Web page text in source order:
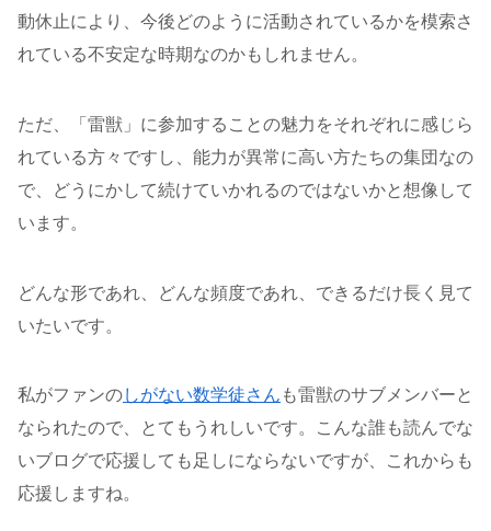
動休止により、今後どのように活動されているかを模索さ
れている不安定な時期なのかもしれません。
ただ、「雷獣」に参加することの魅力をそれぞれに感じら
れている方々ですし、能力が異常に高い方たちの集団なの
で、どうにかして続けていかれるのではないかと想像して
います。
どんな形であれ、どんな頻度であれ、できるだけ長く見て
いたいです。
私がファンのしがない数学徒さん も雷獣のサブメンバーと
なられたので、とてもうれしいです。こんな誰も読んでな
いブログで応援しても足しにならないですが、これからも
応援しますね。